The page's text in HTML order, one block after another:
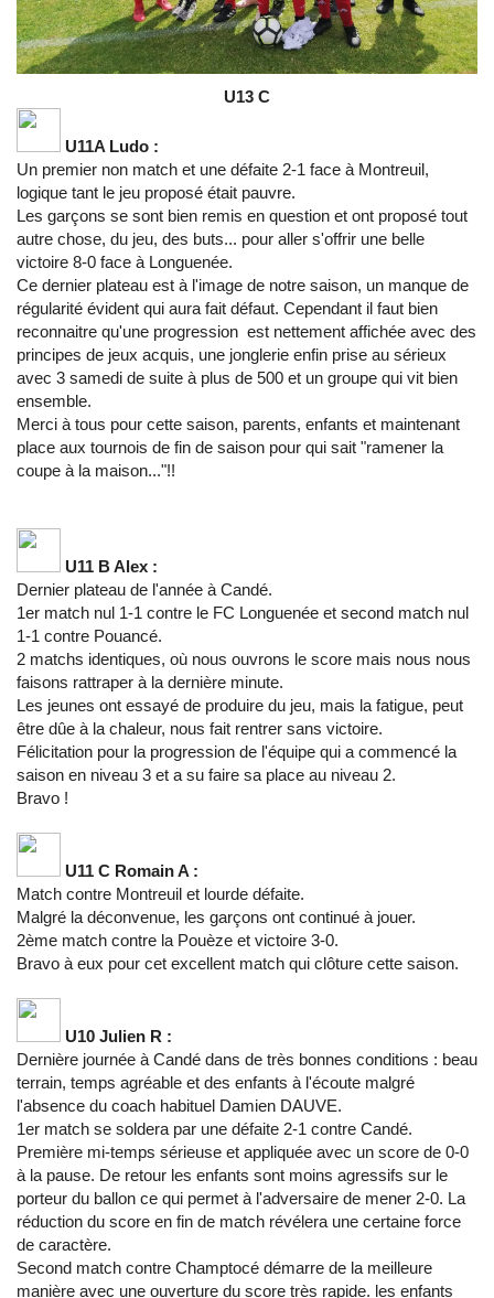
U13 C
U11A Ludo :
Un premier non match et une défaite 2-1 face à Montreuil,
logique tant le jeu proposé était pauvre.
Les garçons se sont bien remis en question et ont proposé tout
autre chose, du jeu, des buts... pour aller s'offrir une belle
victoire 8-0 face à Longuenée.
Ce dernier plateau est à l'image de notre saison, un manque de
régularité évident qui aura fait défaut. Cependant il faut bien
reconnaitre qu'une progression est nettement affichée avec des
principes de jeux acquis, une jonglerie enfin prise au sérieux
avec 3 samedi de suite à plus de 500 et un groupe qui vit bien
ensemble.
Merci à tous pour cette saison, parents, enfants et maintenant
place aux tournois de fin de saison pour qui sait "ramener la
coupe à la maison..."!!
U11 B Alex :
Dernier plateau de l'année à Candé.
1er match nul 1-1 contre le FC Longuenée et second match nul
1-1 contre Pouancé.
2 matchs identiques, où nous ouvrons le score mais nous nous
faisons rattraper à la dernière minute.
Les jeunes ont essayé de produire du jeu, mais la fatigue, peut
être dûe à la chaleur, nous fait rentrer sans victoire.
Félicitation pour la progression de l'équipe qui a commencé la
saison en niveau 3 et a su faire sa place au niveau 2.
Bravo !
U11 C Romain A :
Match contre Montreuil et lourde défaite.
Malgré la déconvenue, les garçons ont continué à jouer.
2ème match contre la Pouèze et victoire 3-0.
Bravo à eux pour cet excellent match qui clôture cette saison.
U10 Julien R :
Dernière journée à Candé dans de très bonnes conditions : beau
terrain, temps agréable et des enfants à l'écoute malgré
l'absence du coach habituel Damien DAUVE.
1er match se soldera par une défaite 2-1 contre Candé.
Première mi-temps sérieuse et appliquée avec un score de 0-0
à la pause. De retour les enfants sont moins agressifs sur le
porteur du ballon ce qui permet à l'adversaire de mener 2-0. La
réduction du score en fin de match révélera une certaine force
de caractère.
Second match contre Champtocé démarre de la meilleure
manière avec une ouverture du score très rapide. les enfants